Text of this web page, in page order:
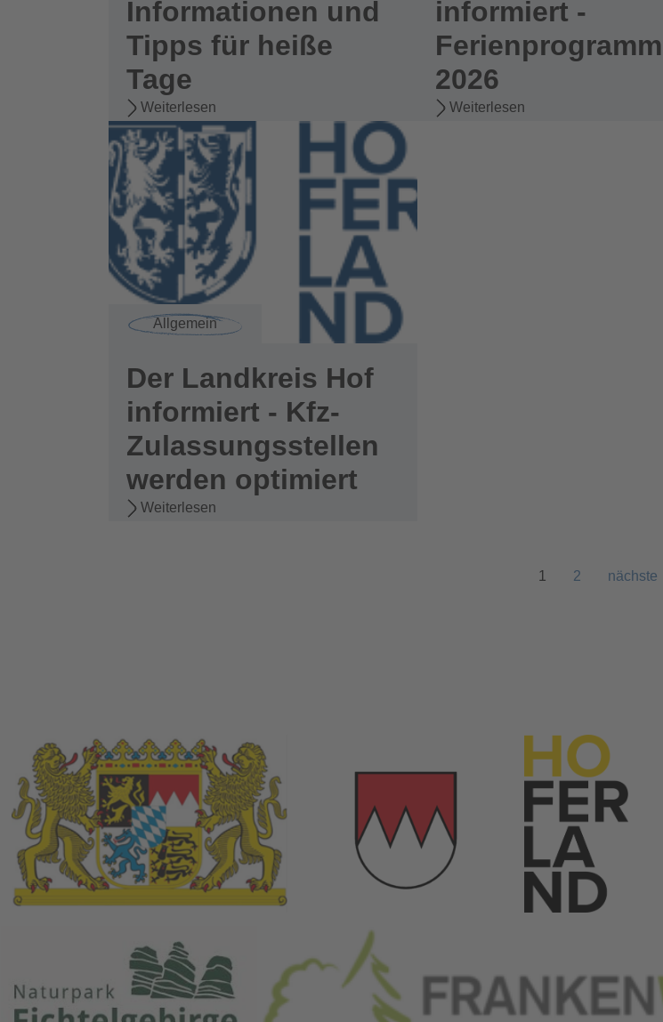
Informationen und
Tipps für heiße
Tage
Weiterlesen
informiert -
Ferienprogramm
2026
Weiterlesen
Allgemein
Der Landkreis Hof
informiert - Kfz-
Zulassungsstellen
werden optimiert
Weiterlesen
1 2 nächste